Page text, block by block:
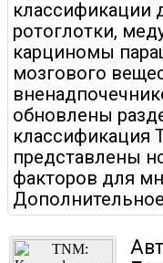
классификации
ротоглотки,
карциномы
мозгового
обновлены
классификация
представлены
факторов для